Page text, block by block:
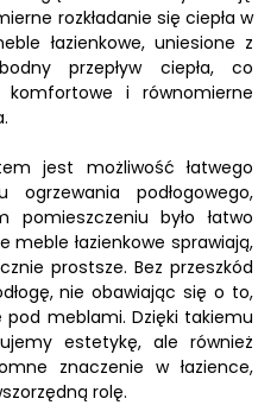
rozkładanie się ciepła w
łazienkowe, uniesione z
przepływ ciepła, co
i równomierne
jest możliwość łatwego
ogrzewania podłogowego,
było łatwo
łazienkowe sprawiają,
prostsze. Bez przeszkód
nie obawiając się o to,
meblami. Dzięki takiemu
estetykę, ale również
znaczenie w łazience,
rolę.